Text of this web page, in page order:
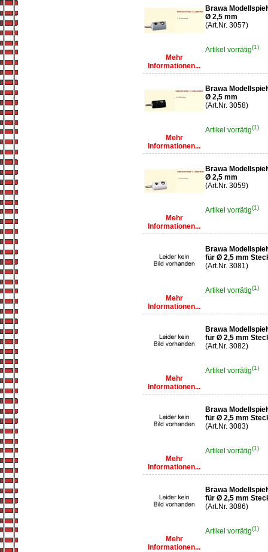
Mehr
Informationen...
Brawa
Ø 2,5 mm
(Art.Nr. 3057)
Artikel vorrätig(1)
Mehr
Informationen...
Brawa
Ø 2,5 mm
(Art.Nr. 3058)
Artikel vorrätig(1)
Mehr
Informationen...
Brawa
Ø 2,5 mm
(Art.Nr. 3059)
Artikel vorrätig(1)
Mehr
Informationen...
Brawa
für Ø 2,5 mm
(Art.Nr. 3081)
Artikel vorrätig(1)
Mehr
Informationen...
Brawa
für Ø 2,5 mm
(Art.Nr. 3082)
Artikel vorrätig(1)
Mehr
Informationen...
Brawa
für Ø 2,5 mm
(Art.Nr. 3083)
Artikel vorrätig(1)
Mehr
Informationen...
Brawa
für Ø 2,5 mm
(Art.Nr. 3086)
Artikel vorrätig(1)